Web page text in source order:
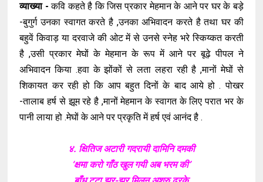
व्याख्या -कवि कहते है कि जिस प्रकार मेहमान के आने पर घर के बड़े
-बुगुर्ग उनका स्वागत करते है ,उनका अभिवादन करते है तथा घर की
बहुवें किवाड़ या दरवाजे की ओट में से उनसे स्नेह भरे स्किय्कत करती
है ,उसी प्रकार मेघों के मेहमान के रूप में आने पर बूढ़े पीपल ने
अभिवादन किया .हवा के झोंकों से लता लहरा रही है ,मानों मेघों से
शिकायत कर रही हो कि आप बहुत दिनों के बाद आये हो . पोखर
-तालाब हर्ष से झूम रहे है ,मानों मेहमान के स्वागत के लिए परात भर के
पानी लाया हो .मेघों के आने पर प्रकृति में हर्ष एवं आनंद है .
४. क्षितिज अटारी गदरायी दामिनि दमकी
‘क्षमा करो गाँठ खुल गयी अब भरम की’